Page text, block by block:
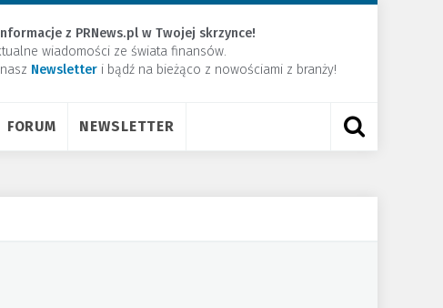
z PRNews.pl w Twojej skrzynce!
wiadomości ze świata finansów.
Newsletter ​i bądź na bieżąco z nowościami z branży!
FORUM NEWSLETTER